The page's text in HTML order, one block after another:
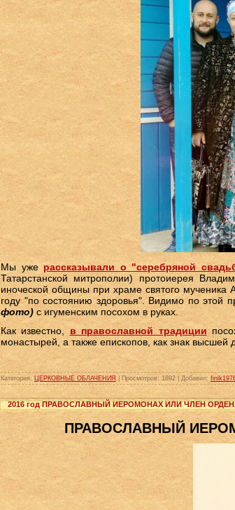
Мы уже рассказывали о "серебряной
Татарстанской митрополии) протоиерея
иноческой общины при храме святого мученика
году "по состоянию здоровья". Видимо по этой
фото) с игуменским посохом в руках.
Как известно, в православной традиции
монастырей, а также епископов , как знак высшей
Категория: ЦЕРКОВНЫЕ ОБЛАЧЕНИЯ Просмотров: 1892 Добавил:
2016 год ПРАВОСЛАВНЫЙ ИЕРОМОНАХ ИЛИ ЧЛЕН
ПРАВОСЛАВНЫЙ